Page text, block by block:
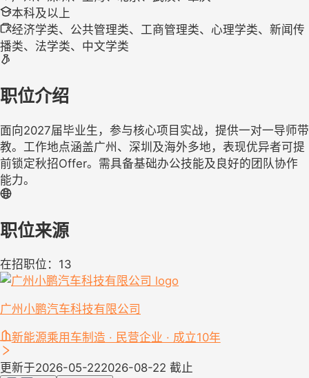
本科及以上
经济学类、公共管理类、工商管理类、心理学类、新闻传
播类、法学类、中文学类
职位介绍
面向2027届毕业生，参与核心项目实战，提供一对一导师带
教。工作地点涵盖广州、深圳及海外多地，表现优异者可提
前锁定秋招Offer。需具备基础办公技能及良好的团队协作
能力。
职位来源
在招职位：13
广州小鹏汽车科技有限公司
新能源乘用车制造 · 民营企业 · 成立10年
更新于2026-05-222026-08-22 截止